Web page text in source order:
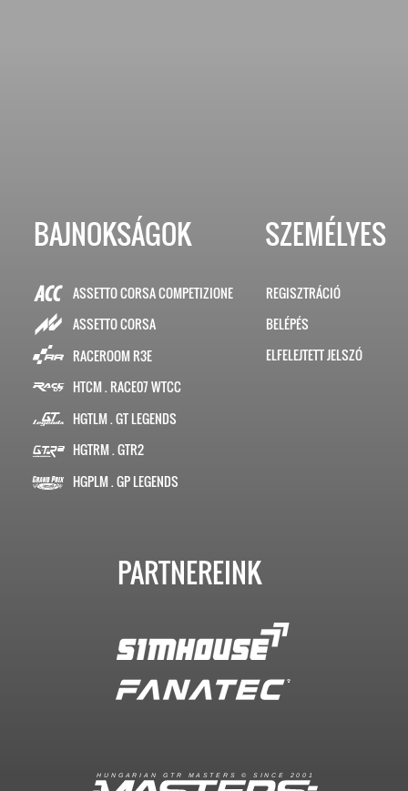
BAJNOKSÁGOK
ASSETTO CORSA COMPETIZIONE
ASSETTO CORSA
RACEROOM R3E
HTCM . RACE07 WTCC
HGTLM . GT LEGENDS
HGTRM . GTR2
HGPLM . GP LEGENDS
SZEMÉLYES
REGISZTRÁCIÓ
BELÉPÉS
ELFELEJTETT JELSZÓ
PARTNEREINK
H U N G A R I A N G T R M A S T E R S © S I N C E 2 0 0 1